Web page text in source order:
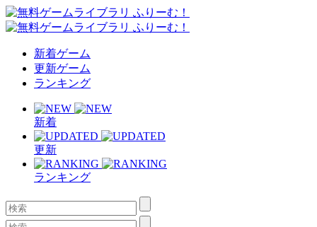
新着ゲーム
更新ゲーム
ランキング
新着
更新
ランキング